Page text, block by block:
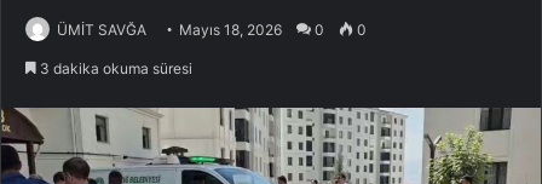
ÜMİT SAVĞA Mayıs 18, 2026 0 0
3 dakika okuma süresi